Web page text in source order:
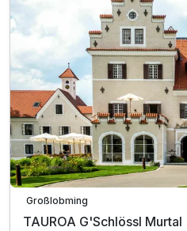
Großlobming
TAUROA G'Schlössl Murtal